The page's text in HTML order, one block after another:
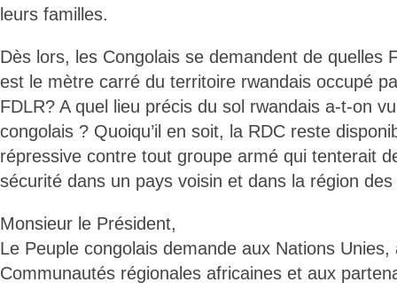
leurs familles.
Dès lors, les Congolais se demandent de quelles
est le mètre carré du territoire rwandais occupé
FDLR? A quel lieu précis du sol rwandais a-t-on
congolais ? Quoiqu’il en soit, la RDC reste
répressive contre tout groupe armé qui tenterait
sécurité dans un pays voisin et dans la région
Monsieur le Président,
Le Peuple congolais demande aux Nations Unies,
Communautés régionales africaines et aux